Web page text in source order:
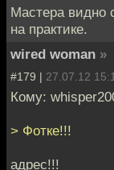
Мастера видно
на практике.
wired woman »
#179 | 27.07.12
Кому:
> Фотке!!!
адрес!!!